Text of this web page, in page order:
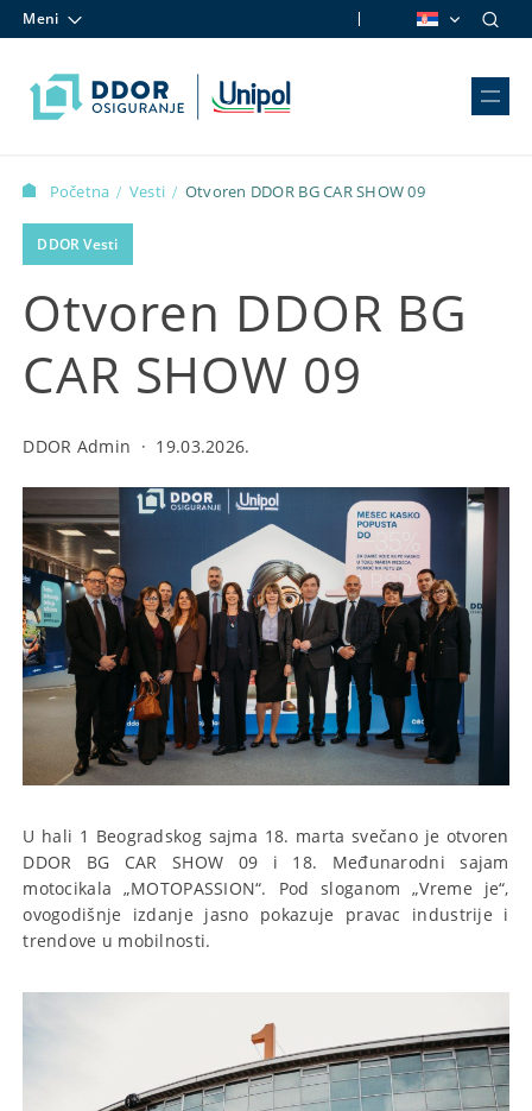
Meni
Početna / Vesti / Otvoren DDOR BG CAR SHOW 09
DDOR Vesti
Otvoren DDOR BG
CAR SHOW 09
DDOR Admin · 19.03.2026.
U hali 1 Beogradskog sajma 18. marta svečano je otvoren
DDOR BG CAR SHOW 09 i 18. Međunarodni sajam
motocikala „MOTOPASSION“. Pod sloganom „Vreme je“,
ovogodišnje izdanje jasno pokazuje pravac industrije i
trendove u mobilnosti.